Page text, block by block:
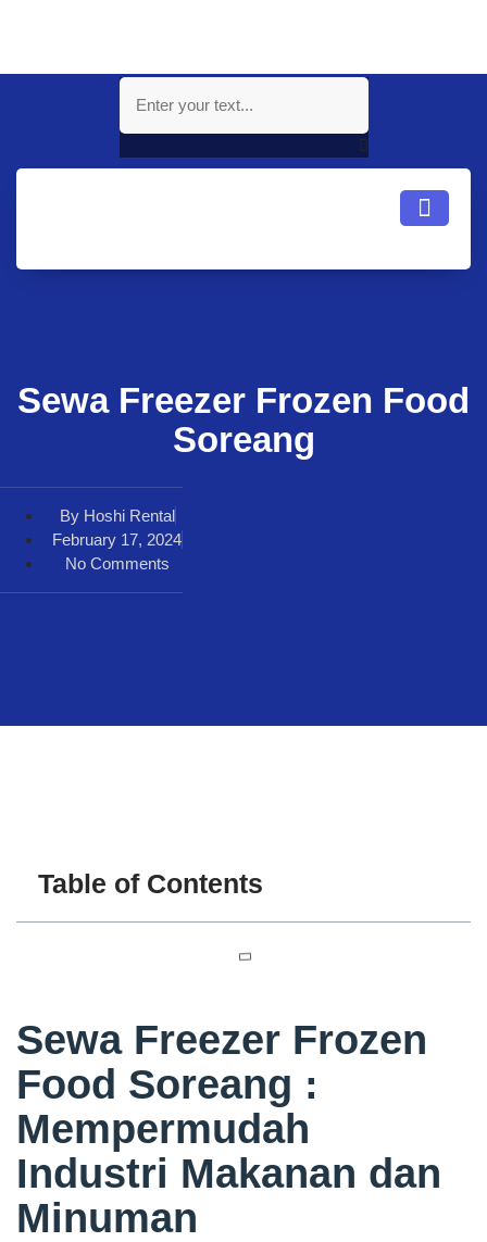
Sewa Freezer Frozen Food
Soreang
ByHoshi Rental
February 17, 2024
No Comments
Table of Contents
Sewa Freezer Frozen
Food Soreang :
Mempermudah
Industri Makanan dan
Minuman